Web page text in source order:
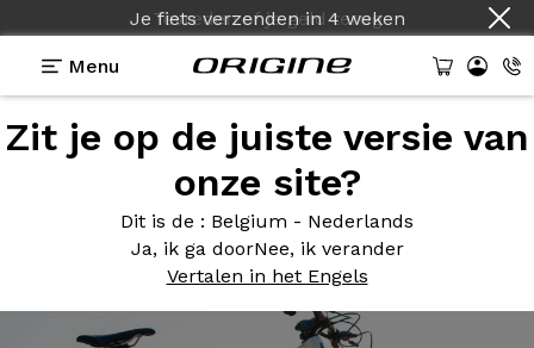
Je fiets verzendenin4 weken
Menu
Zit je op de juiste versie van
onze site?
Dit is de : Belgium - Nederlands
Ja, ik ga doorNee, ik verander
Vertalen in het Engels
Photos> Or Blanc
Blanc